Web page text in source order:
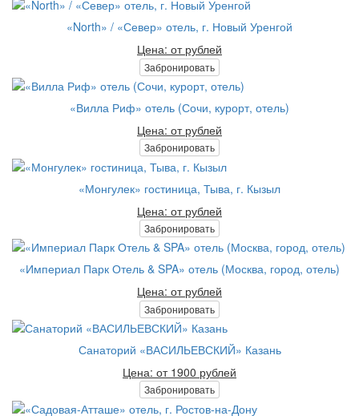
«North» / «Север» отель, г. Новый Уренгой
Цена: от рублей
Забронировать
«Вилла Риф» отель (Сочи, курорт, отель)
Цена: от рублей
Забронировать
«Монгулек» гостиница, Тыва, г. Кызыл
Цена: от рублей
Забронировать
«Империал Парк Отель & SPA» отель (Москва, город, отель)
Цена: от рублей
Забронировать
Санаторий «ВАСИЛЬЕВСКИЙ» Казань
Цена: от 1900 рублей
Забронировать